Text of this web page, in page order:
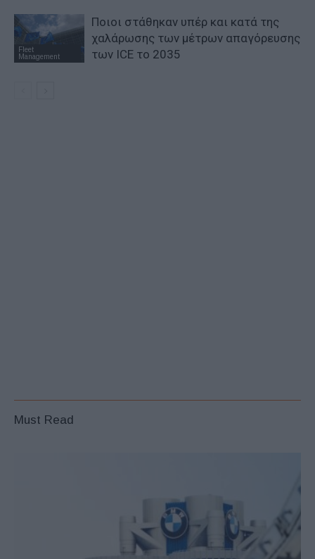
Fleet
Management
Ποιοι στάθηκαν υπέρ και κατά της
χαλάρωσης των μέτρων απαγόρευσης
των ICE το 2035
Must Read